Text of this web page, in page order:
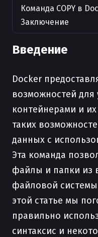
Команда COPY в
Заключение
Введение
Docker
возможностей для
контейнерами и
таких
данных с
Эта команда
файлы и папки из
файловой
этой статье мы
правильно
синтаксис и